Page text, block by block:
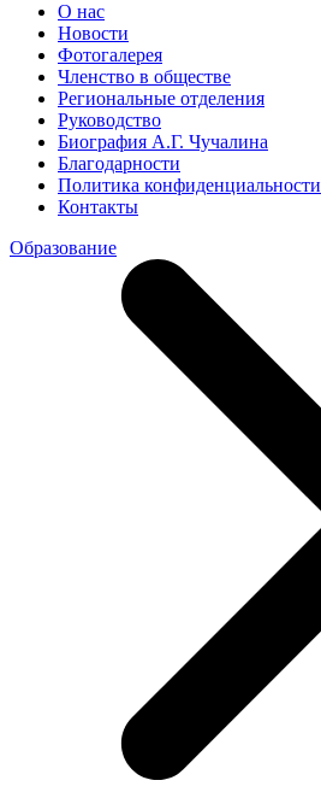
О нас
Новости
Фотогалерея
Членство в обществе
Региональные отделения
Руководство
Биография А.Г. Чучалина
Благодарности
Политика конфиденциальности
Контакты
Образование